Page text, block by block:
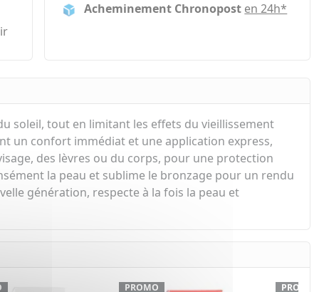
Acheminement Chronopost en 24h*
soleil, tout en limitant les effets du vieillissement
un confort immédiat et une application express,
des lèvres ou du corps, pour une protection
la peau et sublime le bronzage pour un rendu
génération, respecte à la fois la peau et
PROMO
PROMO